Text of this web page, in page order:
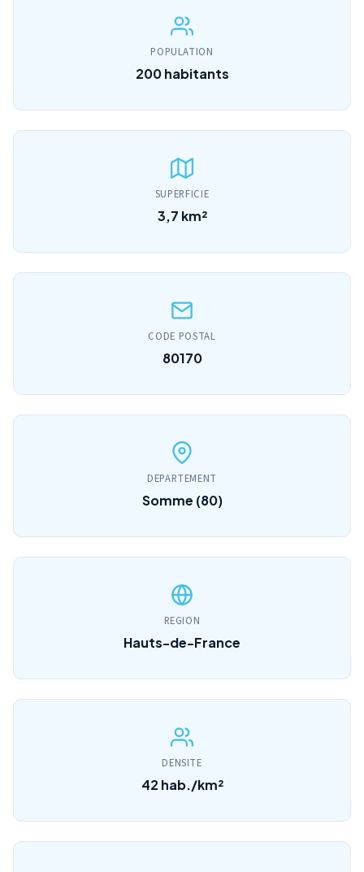
POPULATION
200 habitants
SUPERFICIE
3,7 km²
CODE POSTAL
80170
DEPARTEMENT
Somme (80)
REGION
Hauts-de-France
DENSITE
42 hab./km²